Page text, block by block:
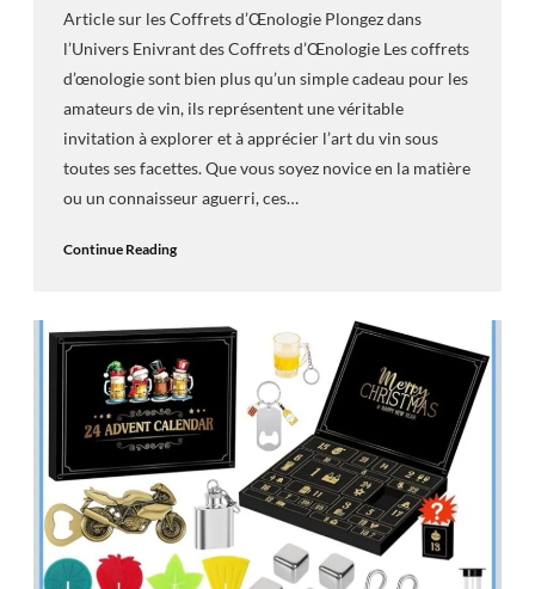
Article sur les Coffrets d’Œnologie Plongez dans
l’Univers Enivrant des Coffrets d’Œnologie Les coffrets
d’œnologie sont bien plus qu’un simple cadeau pour les
amateurs de vin, ils représentent une véritable
invitation à explorer et à apprécier l’art du vin sous
toutes ses facettes. Que vous soyez novice en la matière
ou un connaisseur aguerri, ces…
Continue Reading